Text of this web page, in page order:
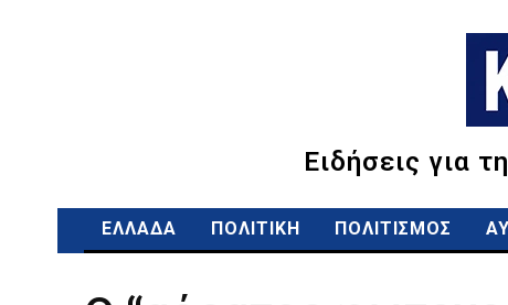
Ειδήσεις για
ΕΛΛΑΔΑ ΠΟΛΙΤΙΚΗ ΠΟΛΙΤΙΣΜΟΣ